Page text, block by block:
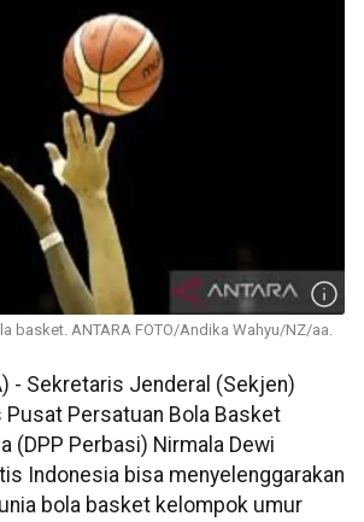
basket. ANTARA FOTO/Andika Wahyu/NZ/aa.
- Sekretaris Jenderal (Sekjen)
Pusat Persatuan Bola Basket
(DPP Perbasi) Nirmala Dewi
Indonesia bisa menyelenggarakan
bola basket kelompok umur